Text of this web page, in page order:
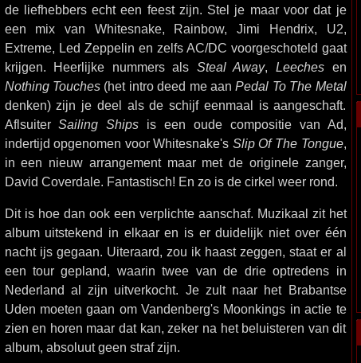
de liefhebbers echt een feest zijn. Stel je maar voor dat je
een mix van Whitesnake, Rainbow, Jimi Hendrix, U2,
Extreme, Led Zeppelin en zelfs AC/DC voorgeschoteld gaat
krijgen. Heerlijke nummers als Steal Away, Leechesen
Nothing Touches(het intro deed me aanPedal To The Metal
denken) zijn je deel als de schijf eenmaal is aangeschaft.
AflsuiterSailing Ships is een oude compositie van Ad,
indertijd opgenomen voor Whitesnake's Slip Of The Tongue,
in een nieuw arrangement maar met de originele zanger,
David Coverdale. Fantastisch! En zo is de cirkel weer rond.
Dit is hoe dan ook een verplichte aanschaf. Muzikaal zit het
album uitstekend in elkaar en is er duidelijk niet over één
nacht ijs gegaan. Uiteraard, zou ik haast zeggen, staat er al
een tour gepland, waarin twee van de drie optredens in
Nederland al zijn uitverkocht. Je zult naar het Brabantse
Uden moeten gaan om Vandenberg's Moonkings in actie te
zien en horen maar dat kan, zeker na het beluisteren van dit
album, absoluut geen straf zijn.